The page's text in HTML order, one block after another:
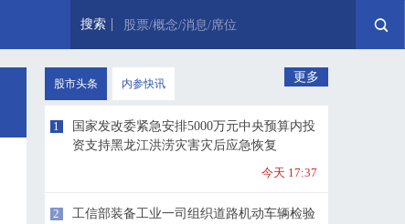
搜索 股票/概念/消息/席位
股市头条 内参快讯 更多
1
国家发改委紧急安排5000万元中央预算内投
资支持黑龙江洪涝灾害灾后应急恢复
今天 17:37
2
工信部装备工业一司组织道路机动车辆检验